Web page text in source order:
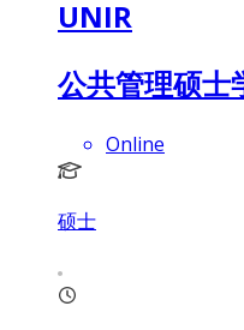
UNIR
公共管理硕士
Online
硕士